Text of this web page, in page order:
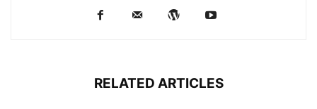
RELATED ARTICLES